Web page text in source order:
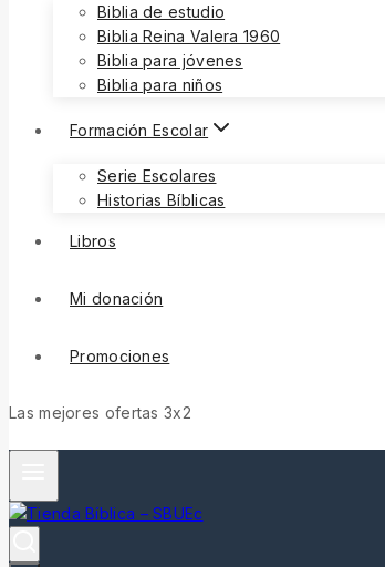
Biblia de estudio
Biblia Reina Valera 1960
Biblia para jóvenes
Biblia para niños
Formación Escolar
Serie Escolares
Historias Bíblicas
Libros
Mi donación
Promociones
Las mejores ofertas 3x2